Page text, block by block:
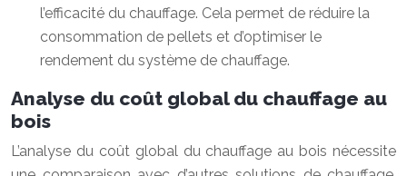
l’efficacité du chauffage. Cela permet de réduire la
consommation de pellets et d’optimiser le
rendement du système de chauffage.
Analyse du coût global du chauffage au
bois
L’analyse du coût global du chauffage au bois nécessite